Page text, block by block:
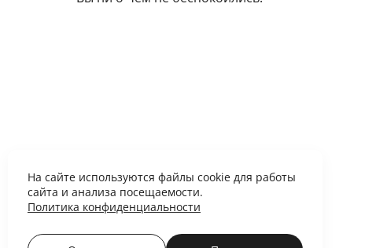
На сайте используются файлы cookie для работы
сайта и анализа посещаемости.
Политика конфиденциальности